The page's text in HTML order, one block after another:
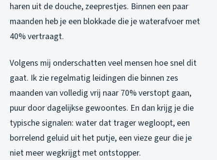
haren uit de douche, zeeprestjes. Binnen een paar
maanden heb je een blokkade die je waterafvoer met
40% vertraagt.
Volgens mij onderschatten veel mensen hoe snel dit
gaat. Ik zie regelmatig leidingen die binnen zes
maanden van volledig vrij naar 70% verstopt gaan,
puur door dagelijkse gewoontes. En dan krijg je die
typische signalen: water dat trager wegloopt, een
borrelend geluid uit het putje, een vieze geur die je
niet meer wegkrijgt met ontstopper.